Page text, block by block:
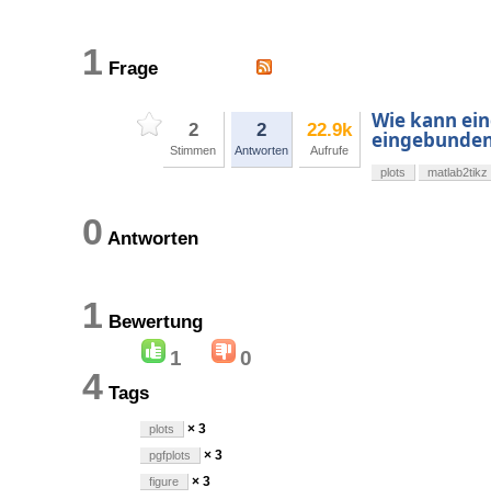
1 Frage
2
Stimmen
2
Antworten
22.9k
Aufrufe
Wie kann
plots matlab2tikz
0 Antworten
1 Bewertung
1 0
4 Tags
plots × 3
pgfplots × 3
figure × 3